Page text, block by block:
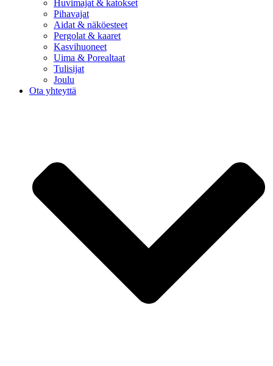
Huvimajat & katokset
Pihavajat
Aidat & näköesteet
Pergolat & kaaret
Kasvihuoneet
Uima & Porealtaat
Tulisijat
Joulu
Ota yhteyttä